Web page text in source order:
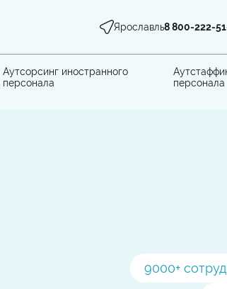
Ярославль8 800-222-
Аутсорсинг иностранного
персонала
персонала
9000+